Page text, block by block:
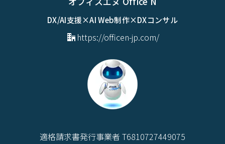
DX/AI支援×AI Web制作×DXコンサル
https://officen-jp.com/
適格請求書発行事業者 T6810727449075